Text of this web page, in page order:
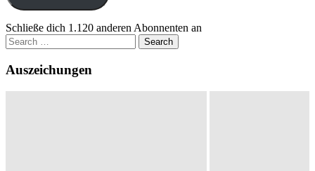
Schließe dich 1.120 anderen Abonnenten an
Search
for:
Auszeichungen